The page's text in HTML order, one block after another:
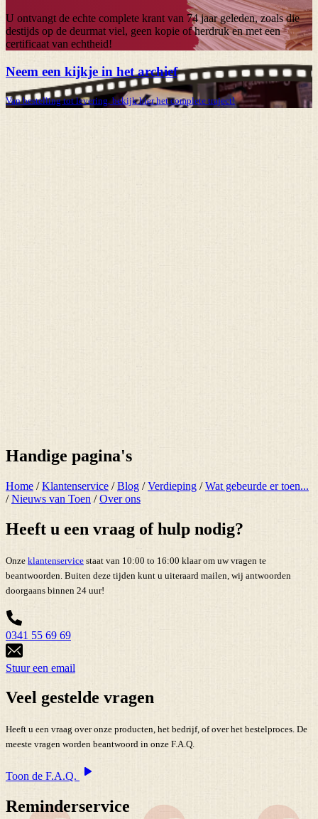
U ontvangt de echte complete krant van 74 jaargeleden, zoals die
destijds op de deurmat viel, geen kopie of herdruk en met een
certificaat van echtheid!
Neem een kijkje in het archief
Van bestelling tot levering, bekijk hier het complete traject!
Handige pagina's
Home /Klantenservice /Blog /Verdieping /Wat gebeurde er toen...
/Nieuws van Toen /Over ons
Heeft u een vraag of hulp nodig?
Onze klantenservice staat van 10:00 to 16:00 klaar om uw vragen te
beantwoorden. Buiten deze tijden kunt u uiteraard mailen, wij antwoorden
doorgaans binnen 24 uur!
0341 55 69 69
Stuur een email
Veel gestelde vragen
Heeft u een vraag over onze producten, het bedrijf, of over het bestelproces. De
meeste vragen worden beantwoord in onze F.A.Q.
Toon de F.A.Q.
Reminderservice